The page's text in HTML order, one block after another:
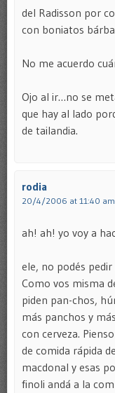
del Radisson por
con boniatos
No me acuerdo
Ojo al ir…no se
que hay al lado
de tailandia.
rodia
20/4/2006 at 11:40 am
ah! ah! yo voy a
ele, no podés
Como vos misma
piden pan-chos,
más panchos y
con cerveza.
de comida rápida
macdonal y esas
finoli andá a la